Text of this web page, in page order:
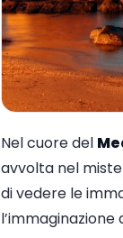
Nel cuore del
avvolta nel
di vedere le
l’immaginazione